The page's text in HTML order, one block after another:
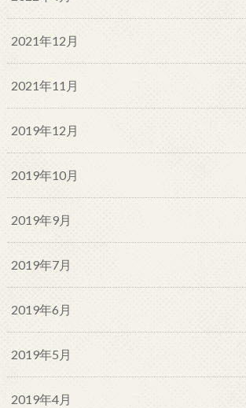
2021年12月
2021年11月
2019年12月
2019年10月
2019年9月
2019年7月
2019年6月
2019年5月
2019年4月